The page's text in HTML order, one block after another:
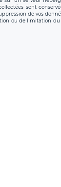
sont
de vos
ou de limitation
Vous pouvez
LÉGAVOX et est
avez également le